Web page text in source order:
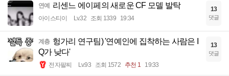
연예 리센느 에이페의 새로운 CF 모델 발탁
아이스티이 Lv.32 조회 1339 19:34
13
댓글
계층 헝가리 연구팀) '연예인에 집착하는 사람은 I
Q가 낮다'
전자팔찌 Lv.93 조회 1572 추천 1 19:33
13
댓글